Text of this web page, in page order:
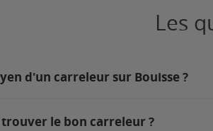
Les
d'un carreleur sur Bouisse ?
le bon carreleur ?